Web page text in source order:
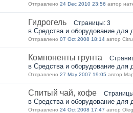
Отправлено 24 Dec 2010 23:56 автор
Гидрогель Страницы: 3
в Средства и оборудование для
Отправлено 07 Oct 2008 18:14 автор
Компоненты грунта
в Средства и оборудование для
Отправлено 27 May 2007 19:05 автор
Спитый чай, кофе
в Средства и оборудование для
Отправлено 24 Oct 2008 17:47 автор